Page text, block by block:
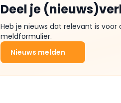
Deel je
Heb je nieuws dat relevant is
meldformulier.
Nieuws melden